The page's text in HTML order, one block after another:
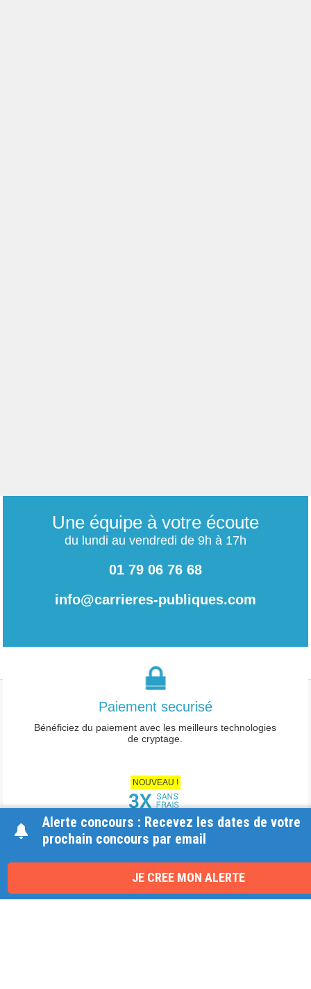
Alerte concours : Recevez les dates de votre
prochain concours par email
JE CREE MON ALERTE
Une équipe à votre écoute
du lundi au vendredi de 9h à 17h
01 79 06 76 68
info@carrieres-publiques.com
Paiement securisé
Bénéficiez du paiement avec les meilleurs technologies
de cryptage.
NOUVEAU !
Facilités de paiement
Payez en 3 fois
Mentions légales
Conditions générales de vente
Charte des données personnelles
- Paramétrage Cookie